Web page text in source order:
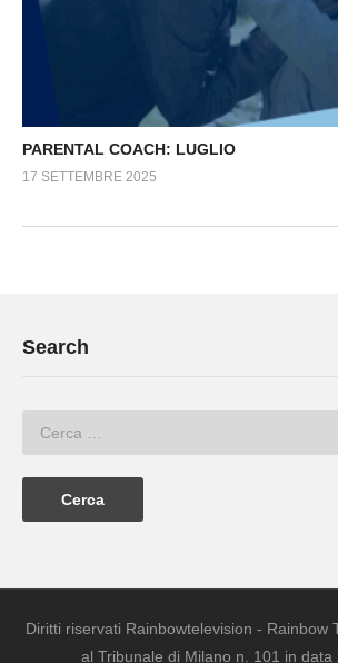
PARENTAL COACH: LUGLIO
17 SETTEMBRE 2025
Search
Diritti riservati Rainbowtelevision - Rainbow
al Tribunale di Milano n. 101 in data